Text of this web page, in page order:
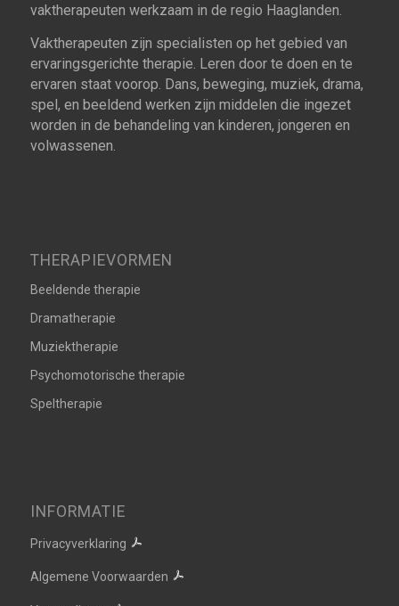
vaktherapeuten werkzaam in de regio Haaglanden.
Vaktherapeuten zijn specialisten op het gebied van
ervaringsgerichte therapie. Leren door te doen en te
ervaren staat voorop. Dans, beweging, muziek, drama,
spel, en beeldend werken zijn middelen die ingezet
worden in de behandeling van kinderen, jongeren en
volwassenen.
THERAPIEVORMEN
Beeldende therapie
Dramatherapie
Muziektherapie
Psychomotorische therapie
Speltherapie
INFORMATIE
Privacyverklaring
Algemene Voorwaarden